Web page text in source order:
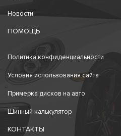
Новости
ПОМОЩЬ
Политика конфиденциальности
Условия использования сайта
Примерка дисков на авто
Шинный калькулятор
КОНТАКТЫ